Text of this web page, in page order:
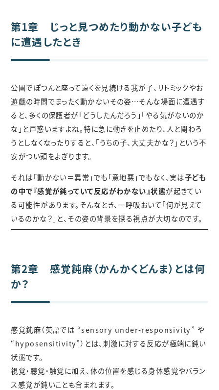
第1章 じっと見つめたり動かない子ども
に遭遇したとき
公園でぽつんと座って遠くを見続ける我が子、リトミックやお
遊戯の時間でまったく動かないその姿…そんな場面に遭遇す
ると、多くの保護者が「どうしたんだろう」「やる気がないのか
な」と戸惑いますよね。特に急に動きを止めたり、人と関わろ
うとしなくなったりすると、「うちの子、大丈夫かな？」という不
安がつい頭をよぎります。
それは「動かない＝異常」でも「意地悪」でもなく、実は子ども
の中で『感覚が鈍っていて反応がわかない』状態が起きてい
る可能性があります。そんなとき、一呼吸おいて「何が見えて
いるのかな？」と、その姿の背景を探る視点が大切なのです。
第2章 感覚鈍麻（かんかくどんま）とは何
か？
感覚鈍麻（英語では “sensory under-responsivity” や
“hyposensitivity”）とは、刺激に対する反応が極端に鈍い
状態です。
視覚・聴覚・触覚に加え、体の位置を感じる身体感覚やバラン
ス感覚が鈍いことも含まれます。